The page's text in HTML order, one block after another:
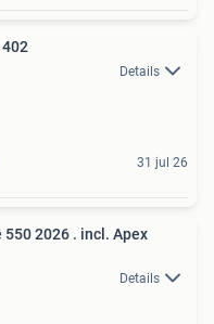
Details
31 jul 26
550 2026 . incl. Apex
Details